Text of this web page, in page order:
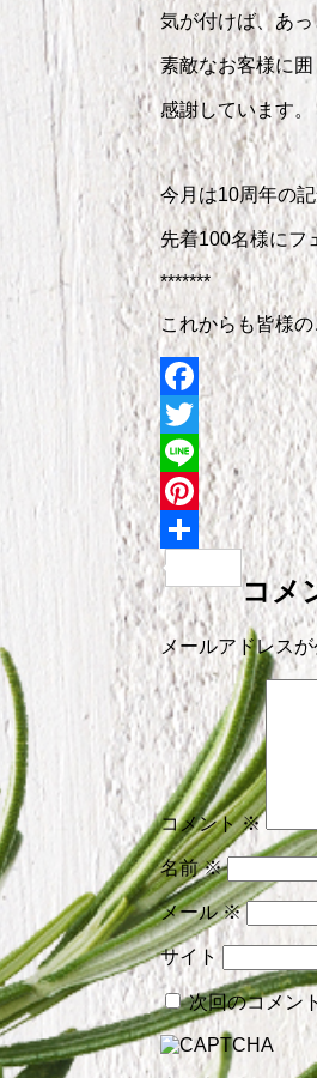
気が付けば、あっ
素敵なお客様に
感謝しています。
今月は10周年の
先着100名様にフ
*******
これからも皆様
Facebook
Twitter
Line
Pinterest
共
有
コメ
メールアドレスが
コメント※
名前※
メール※
サイト
次回のコメン